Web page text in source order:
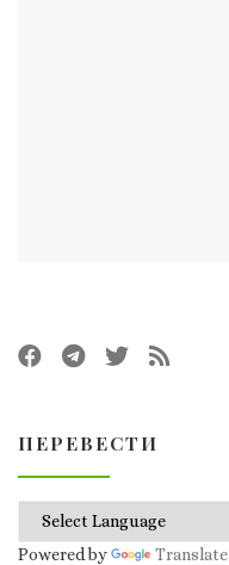
ПЕРЕВЕСТИ
Powered by Translate